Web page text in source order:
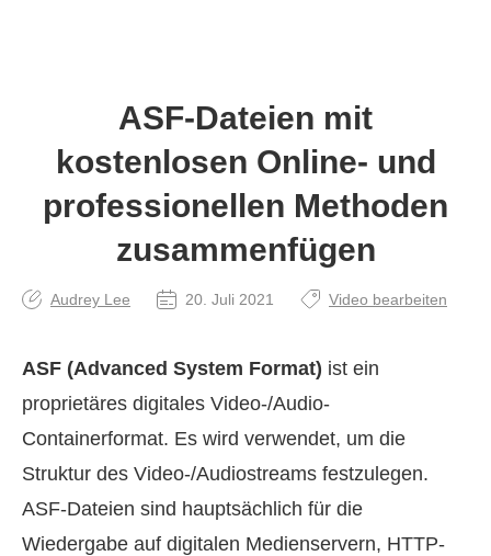
ASF-Dateien mit
kostenlosen Online- und
professionellen Methoden
zusammenfügen
Audrey Lee 20. Juli 2021 Video bearbeiten
ASF (Advanced System Format) ist ein
proprietäres digitales Video-/Audio-
Containerformat. Es wird verwendet, um die
Struktur des Video-/Audiostreams festzulegen.
ASF-Dateien sind hauptsächlich für die
Wiedergabe auf digitalen Medienservern, HTTP-